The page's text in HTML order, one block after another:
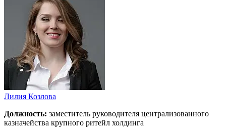
Лилия Козлова
Должность: заместитель руководителя централизованного
казначейства крупного ритейл холдинга